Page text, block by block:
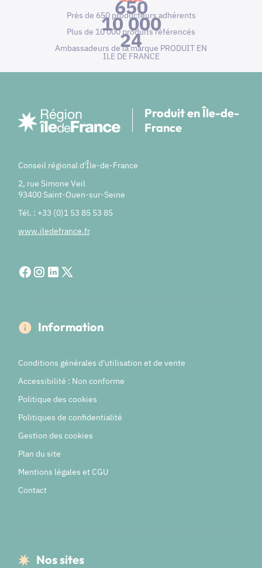
650
Près de 650 producteurs adhérents
10 000
Plus de 10 000 produits référencés
24
Ambassadeurs de la marque PRODUIT EN
ILE DE FRANCE
Produit en Île-de-
France
Conseil régional d'Île-de-France
2, rue Simone Veil
93400 Saint-Ouen-sur-Seine
Tél. : +33 (0)1 53 85 53 85
www.iledefrance.fr
Information
Conditions générales d'utilisation et de vente
Accessibilité : Non conforme
Politique des cookies
Politiques de confidentialité
Gestion des cookies
Plan du site
Mentions légales et CGU
Contact
Nos sites